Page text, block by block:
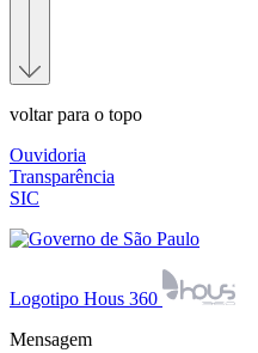
voltar para o topo
Ouvidoria
Transparência
SIC
Logotipo Hous 360
Mensagem